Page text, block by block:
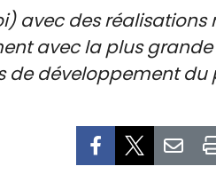
avec des
avec la plus
développement du